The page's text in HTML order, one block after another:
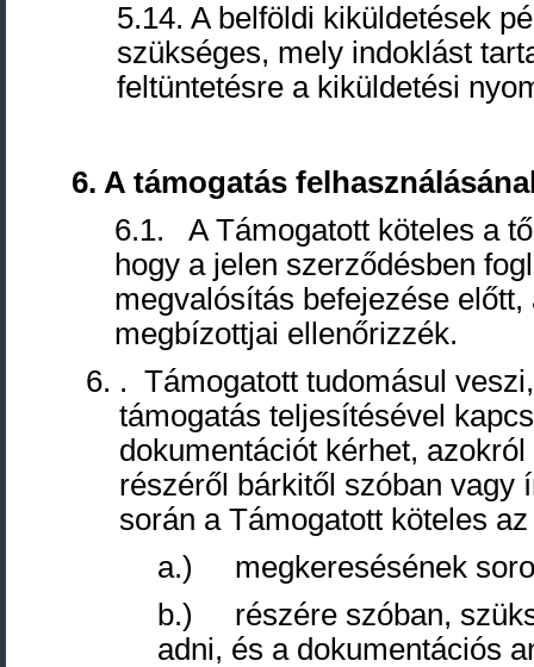
5.14. A belföldi kiküldetések
szükséges, mely indoklást
feltüntetésre a kiküldetési
6. A támogatás
6.1. A Támogatott köteles a
hogy a jelen szerződésben
megvalósítás befejezése
megbízottjai ellenőrizzék.
. Támogatott tudomásul
támogatás teljesítésével
dokumentációt kérhet,
részéről bárkitől szóban vagy
során a Támogatott köteles
a.) megkeresésének
b.) részére szóban,
adni, és a dokumentációs